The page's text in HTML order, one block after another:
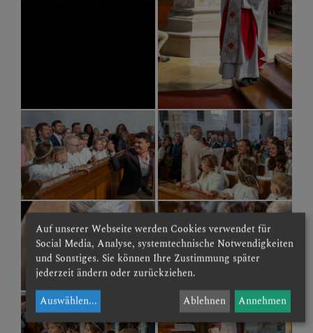
Auf unserer Webseite werden Cookies verwendet für
Social Media, Analyse, systemtechnische Notwendigkeiten
und Sonstiges. Sie können Ihre Zustimmung später
jederzeit ändern oder zurückziehen.
Auswählen... Ablehnen Annehmen